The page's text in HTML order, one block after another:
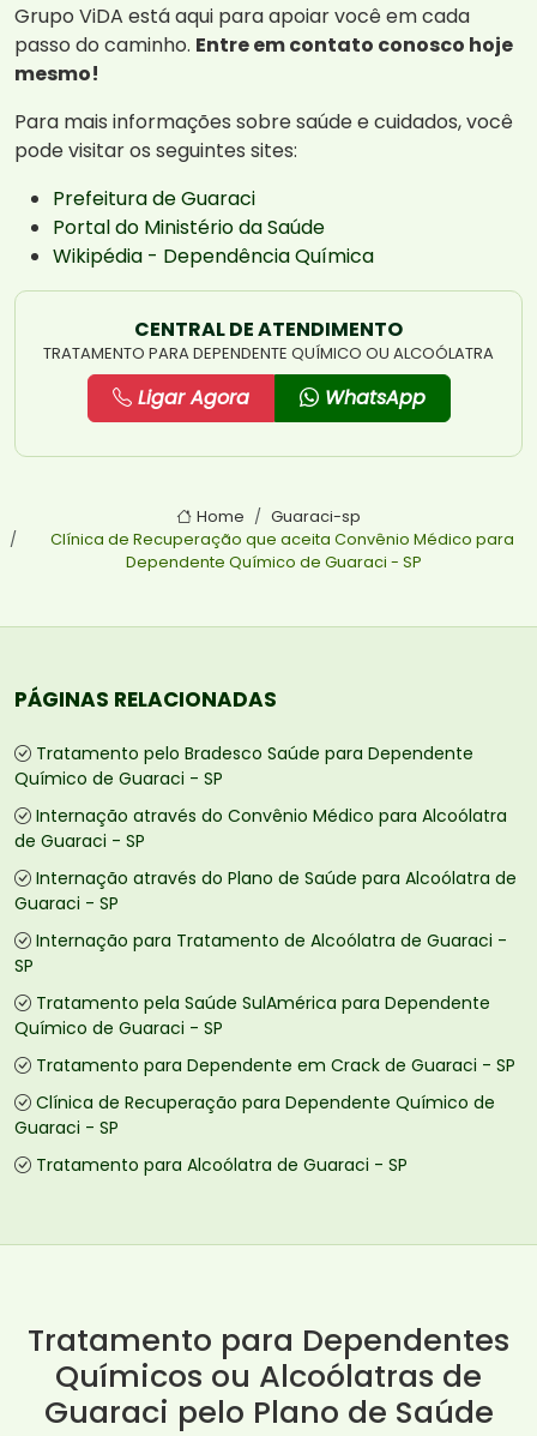
Grupo ViDA está aqui para apoiar você em cada
passo do caminho. Entre em contato conosco hoje
mesmo!
Para mais informações sobre saúde e cuidados, você
pode visitar os seguintes sites:
Prefeitura de Guaraci
Portal do Ministério da Saúde
Wikipédia - Dependência Química
CENTRAL DE ATENDIMENTO
TRATAMENTO PARA DEPENDENTE QUÍMICO OU ALCOÓLATRA
Ligar Agora WhatsApp
Home
Guaraci-sp
Clínica de Recuperação que aceita Convênio Médico para
Dependente Químico de Guaraci - SP
PÁGINAS RELACIONADAS
Tratamento pelo Bradesco Saúde para Dependente
Químico de Guaraci - SP
Internação através do Convênio Médico para Alcoólatra
de Guaraci - SP
Internação através do Plano de Saúde para Alcoólatra de
Guaraci - SP
Internação para Tratamento de Alcoólatra de Guaraci -
SP
Tratamento pela Saúde SulAmérica para Dependente
Químico de Guaraci - SP
Tratamento para Dependente em Crack de Guaraci - SP
Clínica de Recuperação para Dependente Químico de
Guaraci - SP
Tratamento para Alcoólatra de Guaraci - SP
Tratamento para Dependentes
Químicos ou Alcoólatras de
Guaraci pelo Plano de Saúde